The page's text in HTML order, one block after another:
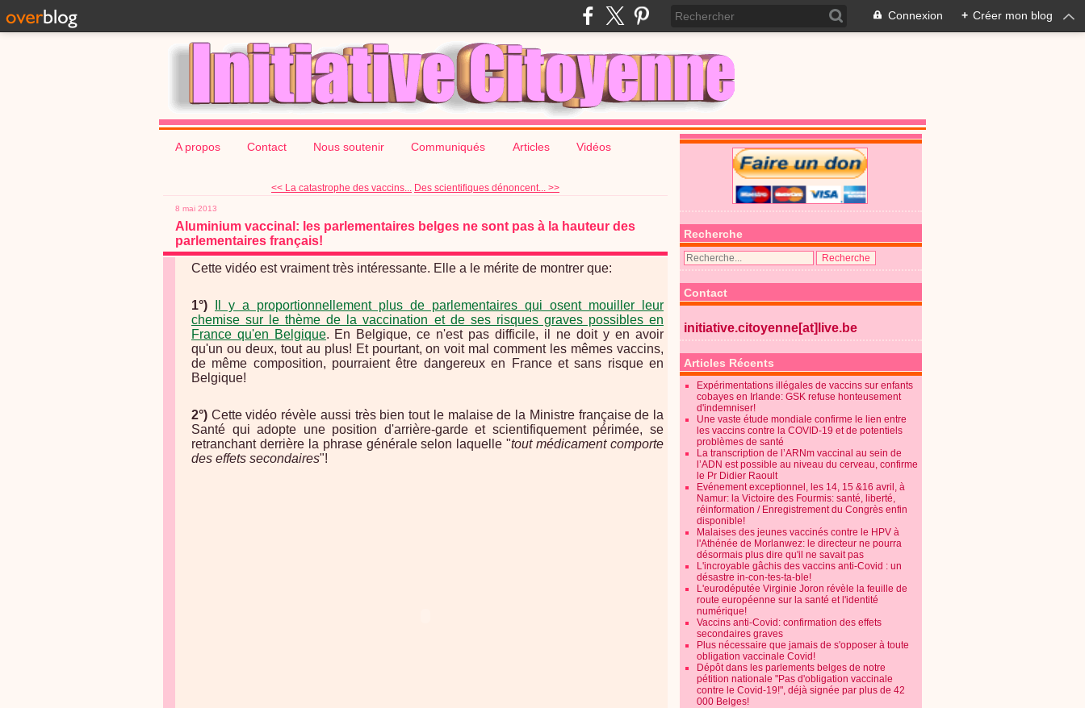
Connexion + Créer mon blog
A propos Contact Nous soutenir Communiqués Articles Vidéos
<< La catastrophe des vaccins... Des scientifiques dénoncent... >>
8 mai 2013
Aluminium vaccinal: les parlementaires belges ne sont pas à la hauteur des
parlementaires français!
Cette vidéo est vraiment très intéressante. Elle a le mérite de montrer que:
1°)
Il y a proportionnellement plus de parlementaires qui osent mouiller leur
chemise sur le thème de la vaccination et de ses risques graves possibles en
France qu'en Belgique. En Belgique, ce n'est pas difficile, il ne doit y en avoir
qu'un ou deux, tout au plus! Et pourtant, on voit mal comment les mêmes vaccins,
de même composition, pourraient être dangereux en France et sans risque en
Belgique!
2°) Cette vidéo révèle aussi très bien tout le malaise de la Ministre française de la
Santé qui adopte une position d'arrière-garde et scientifiquement périmée, se
retranchant derrière la phrase générale selon laquelle "tout médicament comporte
des effets secondaires"!
Recherche
Contact
initiative.citoyenne[at]live.be
Articles Récents
Expérimentations illégales de vaccins sur enfants
cobayes en Irlande: GSK refuse honteusement
d'indemniser!
Une vaste étude mondiale confirme le lien entre
les vaccins contre la COVID-19 et de potentiels
problèmes de santé
La transcription de l’ARNm vaccinal au sein de
l’ADN est possible au niveau du cerveau, confirme
le Pr Didier Raoult
Evénement exceptionnel, les 14, 15 &16 avril, à
Namur: la Victoire des Fourmis: santé, liberté,
réinformation / Enregistrement du Congrès enfin
disponible!
Malaises des jeunes vaccinés contre le HPV à
l'Athénée de Morlanwez: le directeur ne pourra
désormais plus dire qu'il ne savait pas
L'incroyable gâchis des vaccins anti-Covid : un
désastre in-con-tes-ta-ble!
L'eurodéputée Virginie Joron révèle la feuille de
route européenne sur la santé et l'identité
numérique!
Vaccins anti-Covid: confirmation des effets
secondaires graves
Plus nécessaire que jamais de s'opposer à toute
obligation vaccinale Covid!
Dépôt dans les parlements belges de notre
pétition nationale "Pas d'obligation vaccinale
contre le Covid-19!", déjà signée par plus de 42
000 Belges!